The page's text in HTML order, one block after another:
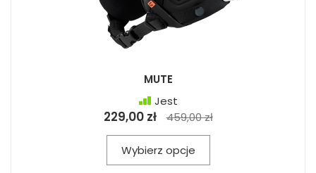
MUTE
Jest
229,00 zł 459,00 zł
Wybierz opcje